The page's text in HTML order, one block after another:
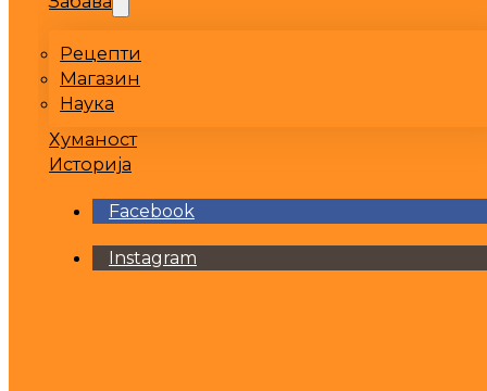
Рецепти
Магазин
Наука
Хуманост
Историја
Facebook
Instagram